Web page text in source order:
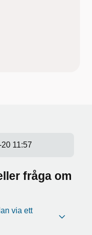
11:57
fråga om
via ett